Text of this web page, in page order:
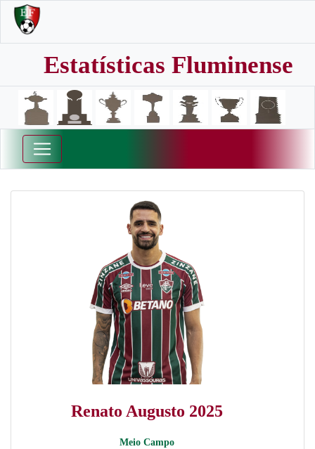
Estatísticas Fluminense
Renato Augusto 2025
Meio Campo